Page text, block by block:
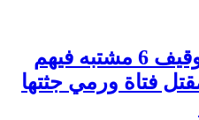
جريمة هزت العيون.. توقيف 6 مشتبه فيهم
فتاة ورمي جثتها